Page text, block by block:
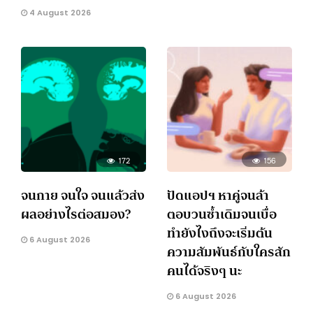
4 August 2026
172
จนกาย จนใจ จนแล้วส่ง
ผลอย่างไรต่อสมอง?
6 August 2026
156
ปัดแอปฯ หาคู่จนล้า
ตอบวนซ้ำเดิมจนเบื่อ
ทำยังไงถึงจะเริ่มต้น
ความสัมพันธ์กับใครสัก
คนได้จริงๆ นะ
6 August 2026